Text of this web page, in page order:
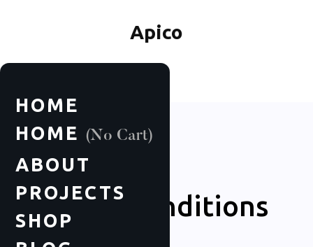
Apico
HOME
HOME (No Cart)
ABOUT
PROJECTS
SHOP
Terms & Conditions